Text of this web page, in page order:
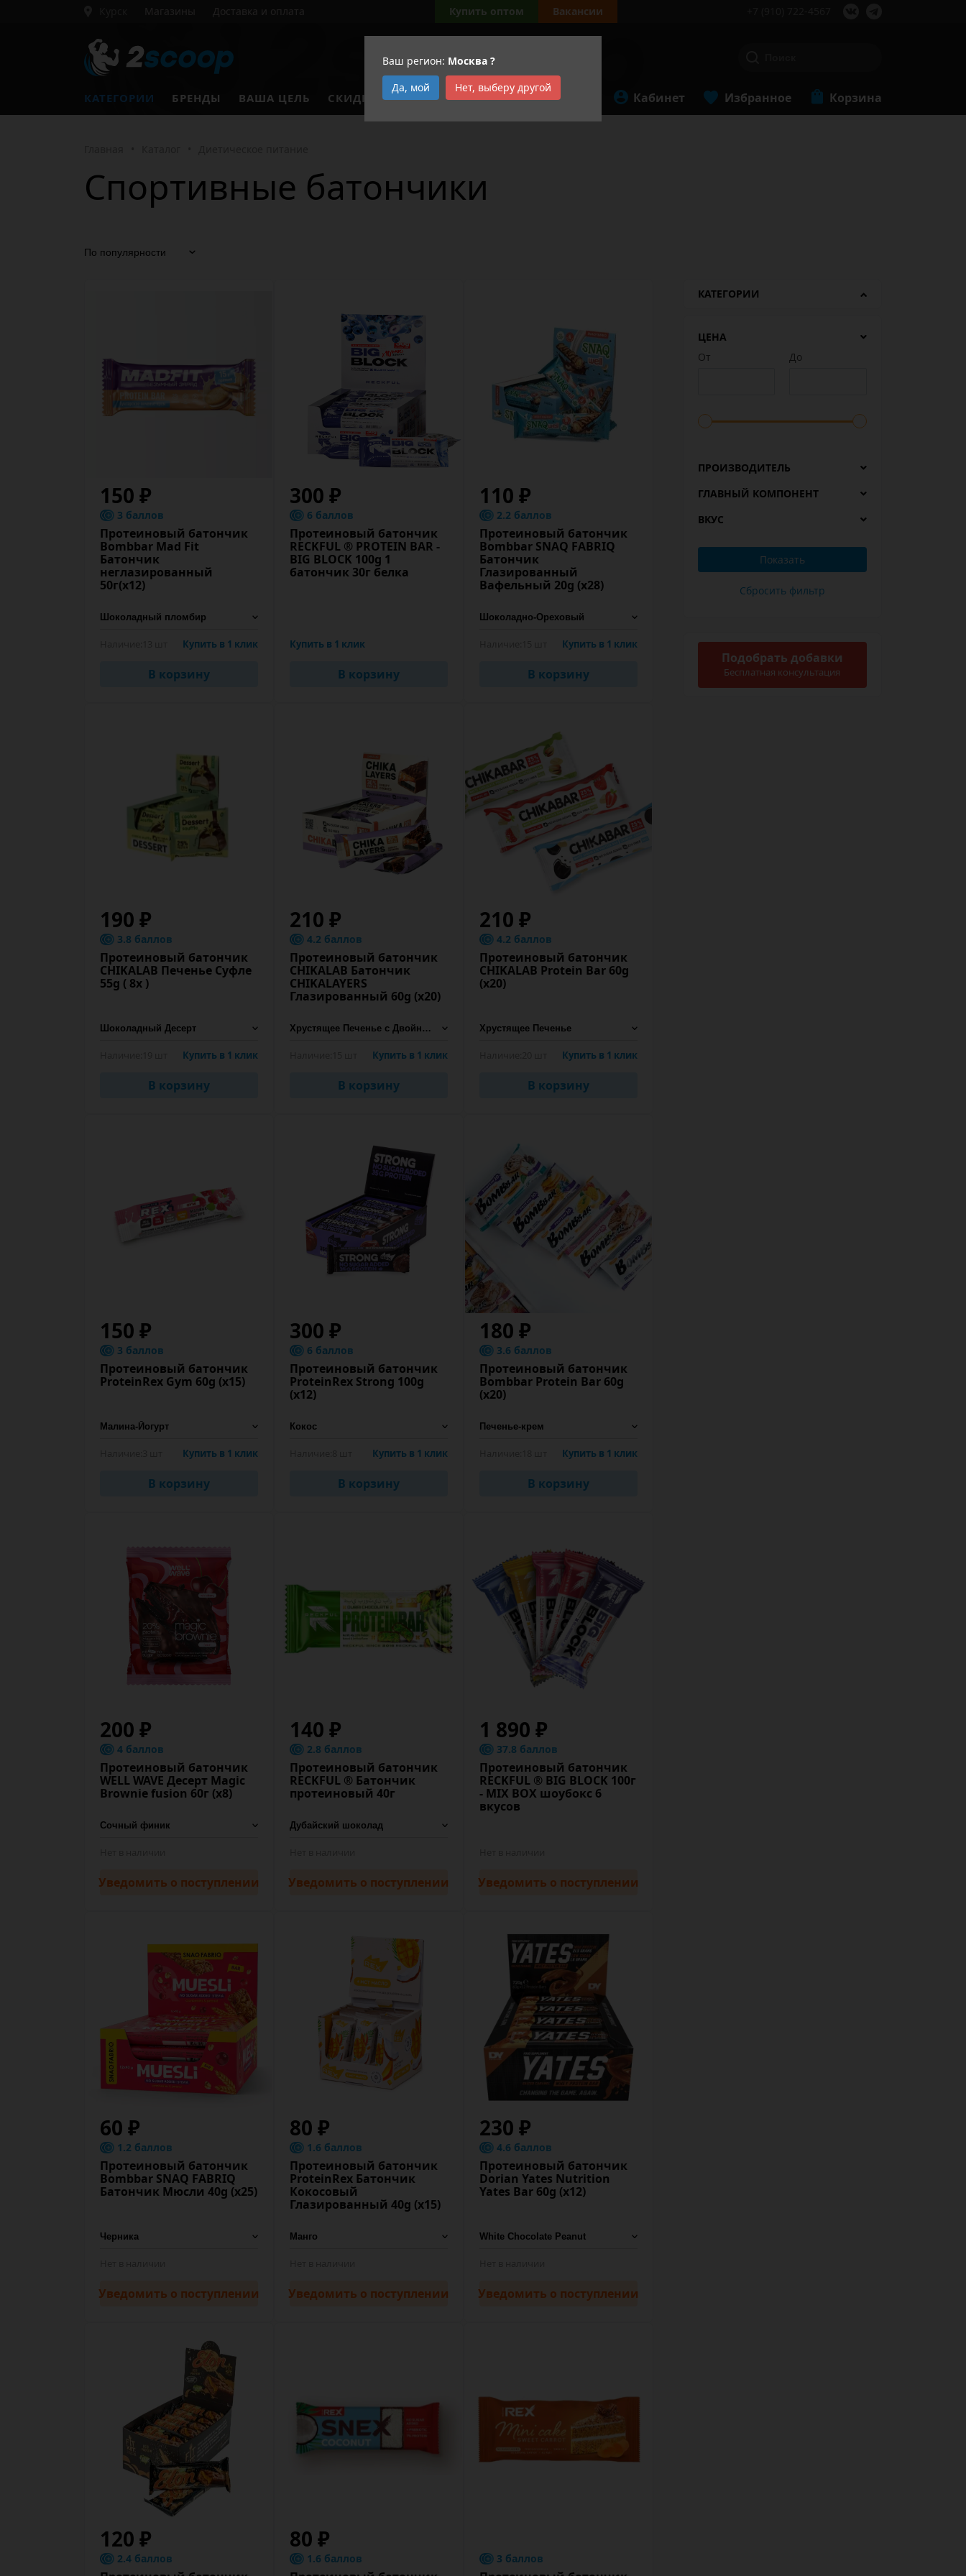
Ваш регион: Москва ?
Да, мой
Нет, выберу другой
Магазины Доставка и оплата Купить оптом Вакансии
КАТЕГОРИИ БРЕНДЫ ВАША ЦЕЛЬ СКИДКИ АКЦИИ Кабинет Избранное Корзина
Спортивные батончики
КАТЕГОРИИ
ЦЕНА
От
До
ПРОИЗВОДИТЕЛЬ
ГЛАВНЫЙ КОМПОНЕНТ
ВКУС
Подобрать добавки
Бесплатная консультация
150 ₽
3 баллов
Протеиновый батончик
Bombbar Mad Fit
Батончик
неглазированный
50г(x12)
Купить в 1 клик
В корзину
300 ₽
6 баллов
Протеиновый батончик
RECKFUL ® PROTEIN BAR -
BIG BLOCK 100g 1
батончик 30г белка
Купить в 1 клик
В корзину
110 ₽
2.2 баллов
Протеиновый батончик
Bombbar SNAQ FABRIQ
Батончик
Глазированный
Вафельный 20g (х28)
Купить в 1 клик
В корзину
190 ₽
3.8 баллов
Протеиновый батончик
CHIKALAB Печенье Cуфле
55g ( 8х )
Купить в 1 клик
В корзину
210 ₽
4.2 баллов
Протеиновый батончик
CHIKALAB Батончик
CHIKALAYERS
Глазированный 60g (х20)
Купить в 1 клик
В корзину
210 ₽
4.2 баллов
Протеиновый батончик
CHIKALAB Protein Bar 60g
(х20)
Купить в 1 клик
В корзину
150 ₽
3 баллов
Протеиновый батончик
ProteinRex Gym 60g (х15)
Купить в 1 клик
В корзину
300 ₽
6 баллов
Протеиновый батончик
ProteinRex Strong 100g
(х12)
Купить в 1 клик
В корзину
180 ₽
3.6 баллов
Протеиновый батончик
Bombbar Protein Bar 60g
(х20)
Купить в 1 клик
В корзину
200 ₽
4 баллов
Протеиновый батончик
WELL WAVE Десерт Magic
Brownie fusion 60г (х8)
Уведомить о поступлении
140 ₽
2.8 баллов
Протеиновый батончик
RECKFUL ® Батончик
протеиновый 40г
Уведомить о поступлении
1 890 ₽
37.8 баллов
Протеиновый батончик
RECKFUL ® BIG BLOCK 100г
- MIX BOX шоубокс 6
вкусов
Уведомить о поступлении
60 ₽
1.2 баллов
Протеиновый батончик
Bombbar SNAQ FABRIQ
Батончик Мюсли 40g (х25)
Уведомить о поступлении
80 ₽
1.6 баллов
Протеиновый батончик
ProteinRex Батончик
Кокосовый
Глазированный 40g (x15)
Уведомить о поступлении
230 ₽
4.6 баллов
Протеиновый батончик
Dorian Yates Nutrition
Yates Bar 60g (x12)
Уведомить о поступлении
120 ₽
2.4 баллов
80 ₽
1.6 баллов 3 баллов